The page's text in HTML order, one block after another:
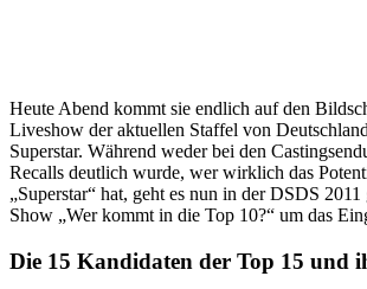
Heute Abend kommt sie endlich auf den
Liveshow der aktuellen Staffel von
Superstar. Während weder bei den
Recalls deutlich wurde, wer wirklich das
„Superstar“ hat, geht es nun in der DSDS
Show „Wer kommt in die Top 10?“ um das
Die 15 Kandidaten der Top 15 und